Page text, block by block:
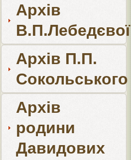
Архів
В.П.Лебедєвої
Архів П.П.
Сокольського
Архів
родини
Давидових